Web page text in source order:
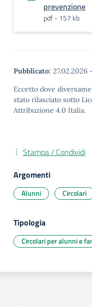
prevenzione
pdf - 157 kb
Pubblicato: 27.02.2026 -
Eccetto dove
stato rilasciato sotto
Attribuzione 4.0 Italia.
Stampa / Condividi
Argomenti
Alunni Circolari
Tipologia
Circolari per alunni e